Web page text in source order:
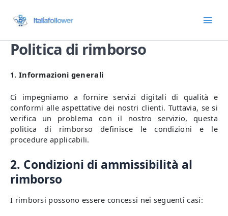
contenuto
Politica di rimborso
1. Informazioni generali
Ci impegniamo a fornire servizi digitali di qualità e
conformi alle aspettative dei nostri clienti. Tuttavia, se si
verifica un problema con il nostro servizio, questa
politica di rimborso definisce le condizioni e le
procedure applicabili.
2. Condizioni di ammissibilità al
rimborso
I rimborsi possono essere concessi nei seguenti casi: